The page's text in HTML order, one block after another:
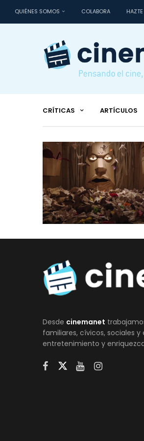
QUIÉNES SOMOS COLABORA
CRÍTICAS ARTÍCULOS
Desde cinemanet
familiares, cívicos, sociales
entretenimiento y